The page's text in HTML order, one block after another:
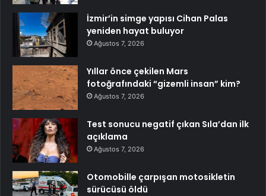
İzmir’in simge yapısı Cihan Palas
yeniden hayat buluyor
Ağustos 7, 2026
Yıllar önce çekilen Mars
fotoğrafındaki “gizemli insan” kim?
Ağustos 7, 2026
Test sonucu negatif çıkan Sıla’dan ilk
açıklama
Ağustos 7, 2026
Otomobille çarpışan motosikletin
sürücüsü öldü